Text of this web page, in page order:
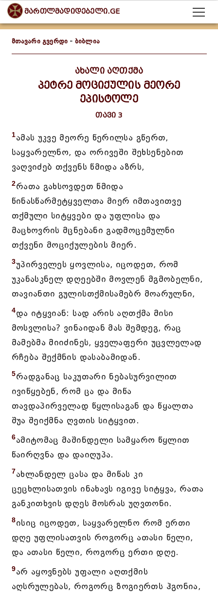
მართლმადიდებელი.GE
მთავარი გვერდი - ბიბლია
ახალი აღთქმა
პეტრე მოციქულის მეორე
ეპისტოლე
თავი 3
1ამას უკვე მეორე წერილსა გწერთ,
საყვარელნო, და ორივეში შეხსენებით
ვაღვიძებ თქვენს წმიდა აზრს,
2რათა გახსოვდეთ წმიდა
წინასწარმეტყველთა მიერ იმთავითვე
თქმული სიტყვები და უფლისა და
მაცხოვრის მცნებანი გადმოცემულნი
თქვენი მოციქულების მიერ.
3უპირველეს ყოვლისა, იცოდეთ, რომ
უკანასკნელ დღეებში მოვლენ მგმობელნი,
თავიანთი გულისთქმისამებრ მოარულნი,
4და იტყვიან: სად არის აღთქმა მისი
მოსვლისა? ვინაიდან მას შემდეგ, რაც
მამებმა მიიძინეს, ყველაფერი უცვლელად
რჩება შექმნის დასაბამიდან.
5რადგანაც საკუთარი ნებასურვილით
ივიწყებენ, რომ ცა და მიწა
თავდაპირველად წყლისაგან და წყალთა
შუა შეიქმნა ღვთის სიტყვით.
6ამიტომაც მაშინდელი სამყარო წყლით
წაირღვნა და დაიღუპა.
7ახლანდელ ცასა და მიწას კი
ცეცხლისათვის ინახავს იგივე სიტყვა, რათა
განკითხვის დღეს მოსრას უღვთონი.
8ისიც იცოდეთ, საყვარელნო რომ ერთი
დღე უფლისათვის როგორც ათასი წელი,
და ათასი წელი, როგორც ერთი დღე.
9არ აყოვნებს უფალი აღთქმის
აღსრულებას, როგორც ზოგიერთს ჰგონია,